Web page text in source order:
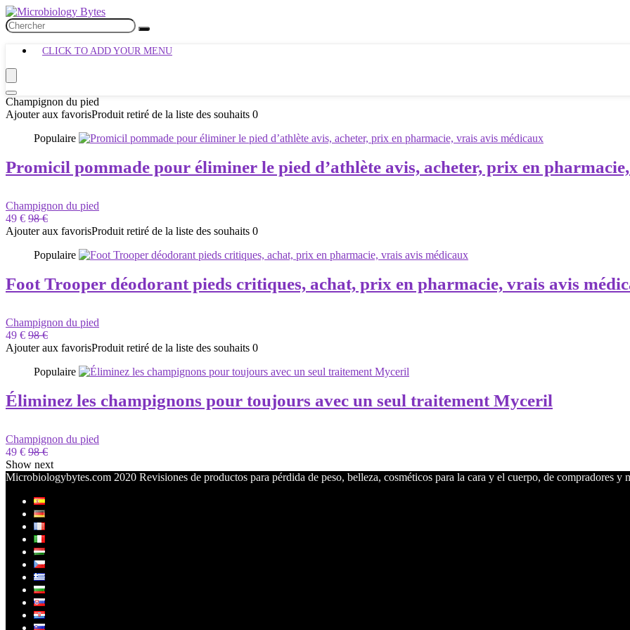
CLICK TO ADD YOUR MENU
Champignon du pied
Ajouter aux favorisProduit retiré de la liste des souhaits 0
Populaire
Promicil pommade pour éliminer le pied d’athlète avis, acheter, prix en
Champignon du pied
49 € 98 €
Ajouter aux favorisProduit retiré de la liste des souhaits 0
Populaire
Foot Trooper déodorant pieds critiques, achat, prix en pharmacie, vrais avis
Champignon du pied
49 € 98 €
Ajouter aux favorisProduit retiré de la liste des souhaits 0
Populaire
Éliminez les champignons pour toujours avec un seul traitement Myceril
Champignon du pied
49 € 98 €
Show next
Microbiologybytes.com 2020 Revisiones de productos para pérdida de peso, belleza, cosméticos para la cara y el cuerpo, de compradores y